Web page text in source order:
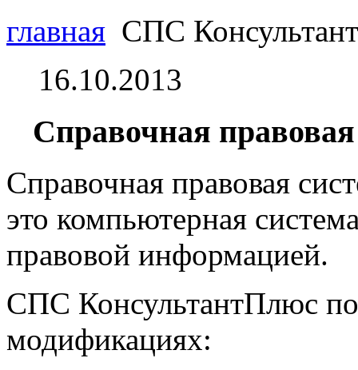
главная СПС
16.10.2013
Справочная
Справочная правовая
это компьютерная
правовой информацией.
СПС КонсультантПлюс
модификациях: